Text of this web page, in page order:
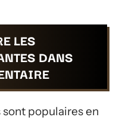
LES
DANS
populaires en